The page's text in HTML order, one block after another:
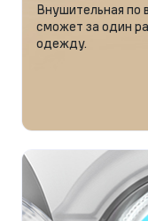
Внушительная по
сможет за один
одежду.